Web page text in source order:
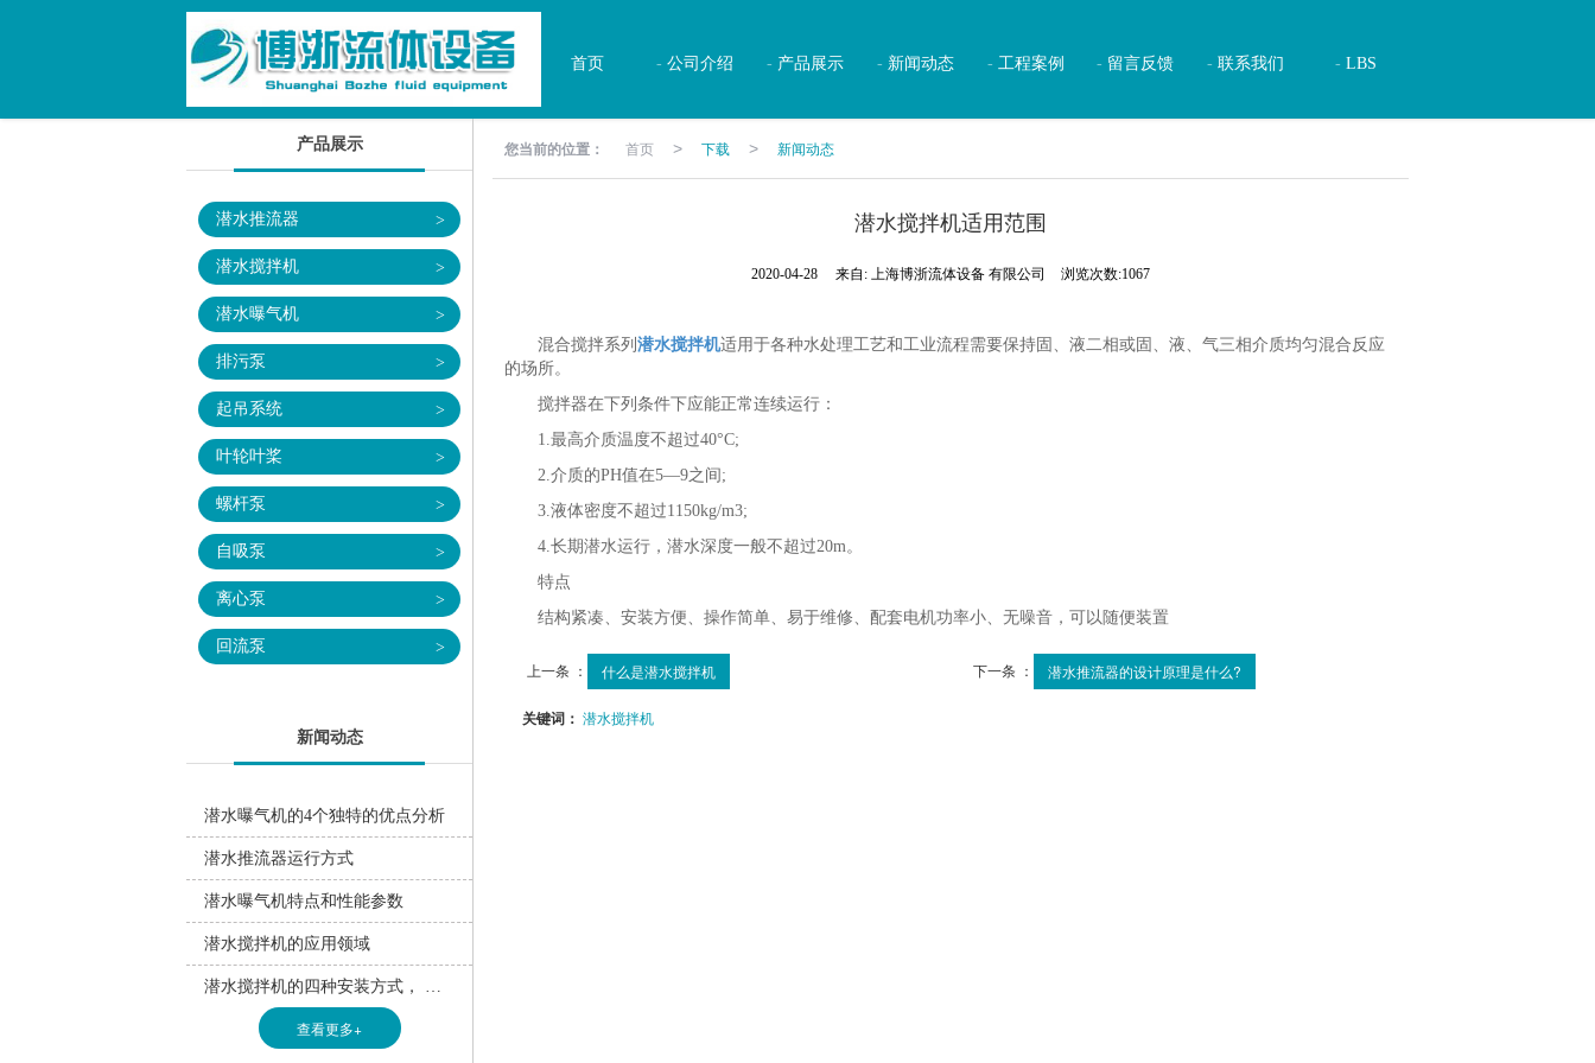
首页 公司介绍 产品展示 新闻动态 工程案例 留言反馈 联系我们 LBS
您当前的位置： 首页 > 下载 > 新闻动态
潜水搅拌机适用范围
2020-04-28 来自: 上海博浙流体设备 有限公司 浏览次数:1067
混合搅拌系列 潜水搅拌机适用于各种水处理工艺和工业流程需要保持固、液二相或固、液、气三相介质均匀混合反应
的场所。
搅拌器在下列条件下应能正常连续运行：
1.最高介质温度不超过40°C;
2.介质的PH值在5—9之间;
3.液体密度不超过1150kg/m3;
4.长期潜水运行，潜水深度一般不超过20m。
特点
结构紧凑、安装方便、操作简单、易于维修、配套电机功率小、无噪音，可以随便装置
上一条 ： 什么是潜水搅拌机 下一条 ： 潜水推流器的设计原理是什么?
关键词： 潜水搅拌机
产品展示
潜水推流器 >
潜水搅拌机 >
潜水曝气机 >
排污泵 >
起吊系统 >
叶轮叶桨 >
螺杆泵 >
自吸泵 >
离心泵 >
回流泵 >
新闻动态
潜水曝气机的4个独特的优点分析
潜水推流器运行方式
潜水曝气机特点和性能参数
潜水搅拌机的应用领域
潜水搅拌机的四种安装方式， 你都了解?
查看更多+